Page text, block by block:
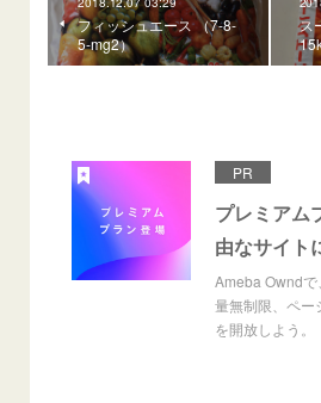
フィッシュエース （7-8-
5-mg2）
ス
PR
プレミアム
由なサイト
Ameba Ownd
量無制限、ペー
を開放しよう。